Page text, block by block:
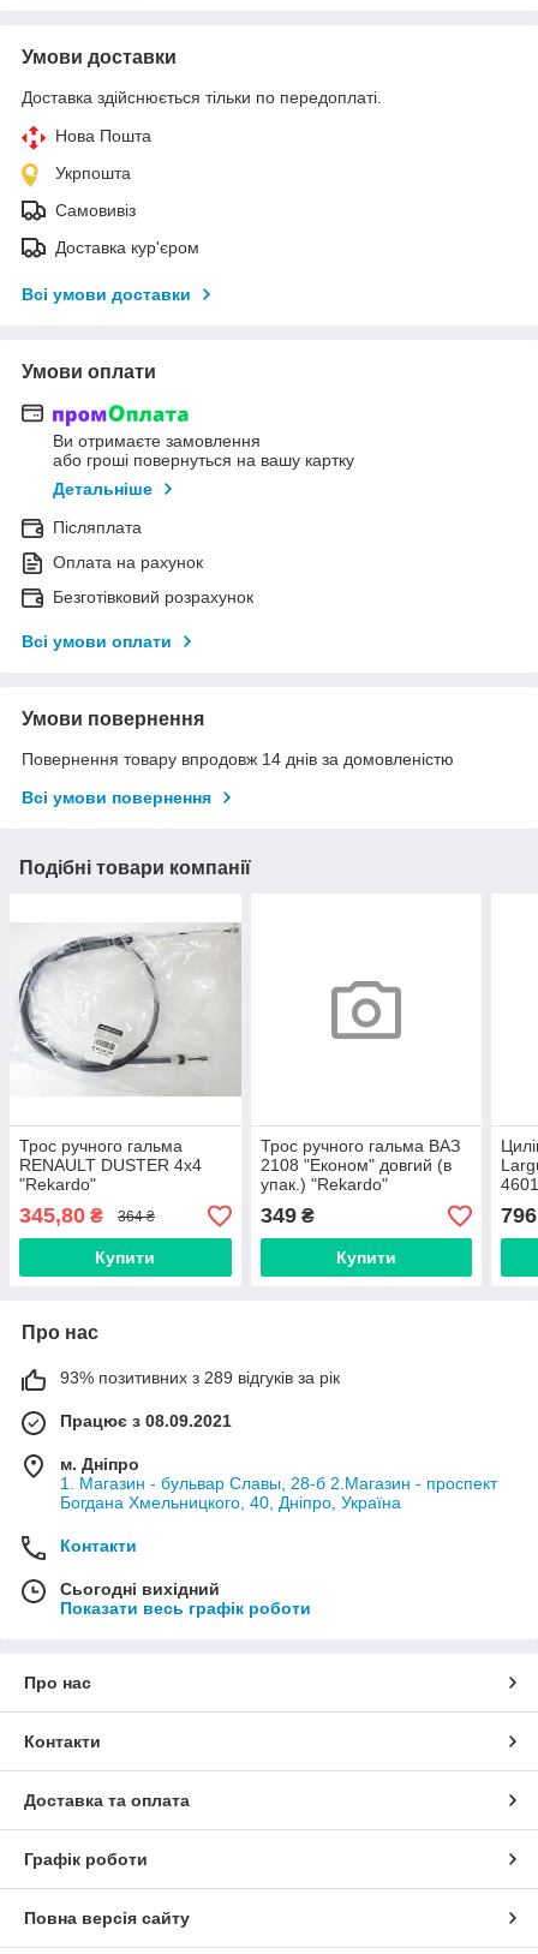
Умови доставки
Доставка здійснюється тільки по передоплаті.
Нова Пошта
Укрпошта
Самовивіз
Доставка кур'єром
Всі умови доставки
Умови оплати
Ви отримаєте замовлення
або гроші повернуться на вашу картку
Детальніше
Післяплата
Оплата на рахунок
Безготівковий розрахунок
Всі умови оплати
Умови повернення
Повернення товару впродовж 14 днів за домовленістю
Всі умови повернення
Подібні товари компанії
Трос ручного гальма
RENAULT DUSTER 4x4
"Rekardo"
345,80 ₴ 364 ₴
Купити
Трос ручного гальма ВАЗ
2108 "Економ" довгий (в
упак.) "Rekardo"
349₴
Купити
796
Про нас
93% позитивних з 289 відгуків за рік
Працює з 08.09.2021
м. Дніпро
1. Магазин - бульвар Славы, 28-б 2.Магазин - проспект
Богдана Хмельницкого, 40, Дніпро, Україна
Контакти
Сьогодні вихідний
Показати весь графік роботи
Про нас
Контакти
Доставка та оплата
Графік роботи
Повна версія сайту